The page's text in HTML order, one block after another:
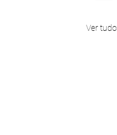
Ver tudo